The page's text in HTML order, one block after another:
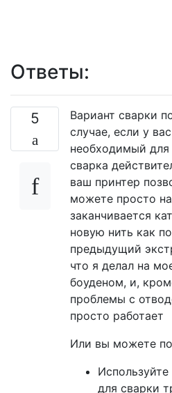
Ответы:
5
Вариант сварки
случае, если у
необходимый для
сварка
ваш принтер
можете просто
заканчивается
новую нить как
предыдущий
что я делал на
боуденом, и,
проблемы с
просто работает
Или вы можете
для сварки